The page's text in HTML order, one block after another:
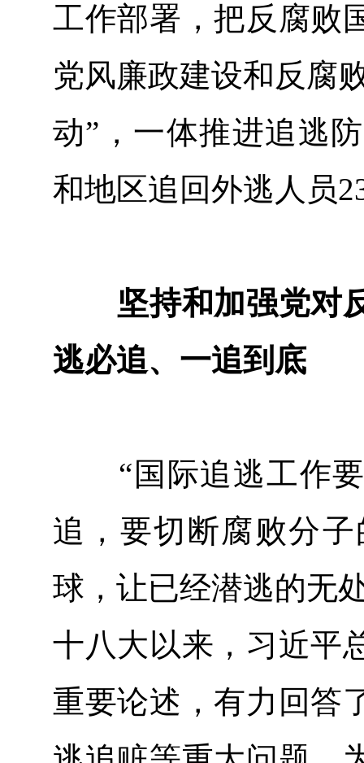
工作部署，把反腐败
党风廉政建设和反腐
动”，一体推进追逃
和地区追回外逃人员
坚持和加强党对反
逃必追、一追到底
“国际追逃工作要
追，要切断腐败分
球，让已经潜逃的无
十八大以来，习近平
重要论述，有力回答